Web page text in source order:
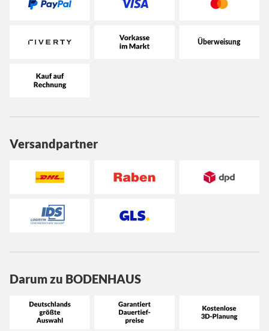
Versandpartner
Darum zu BODENHAUS